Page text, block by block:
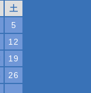
土
5
12
19
26